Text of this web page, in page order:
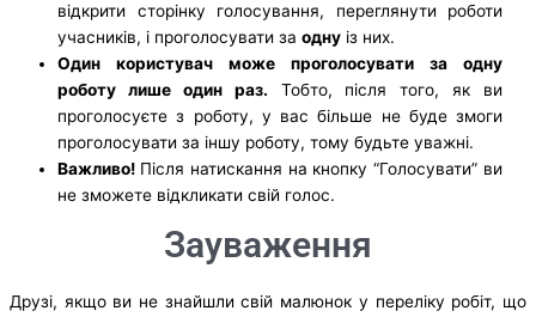
відкрити сторінку голосування, переглянути роботи
учасників, і проголосувати за одну із них.
Один користувач може проголосувати за одну
роботу лише один раз. Тобто, після того, як ви
проголосуєте з роботу, у вас більше не буде змоги
проголосувати за іншу роботу, тому будьте уважні.
Важливо! Після натискання на кнопку “Голосувати” ви
не зможете відкликати свій голос.
Зауваження
Друзі, якщо ви не знайшли свій малюнок у переліку робіт, що